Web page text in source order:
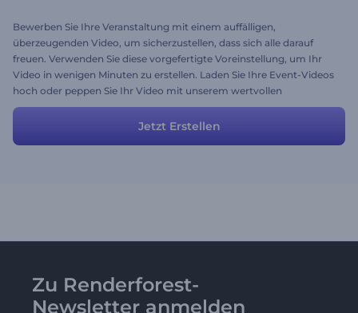
Bewerben Sie Ihre Veranstaltung mit einem auffälligen,
überzeugenden Video, um sicherzustellen, dass sich alle darauf
freuen. Verwenden Sie diese vorgefertigte Voreinstellung, um Ihr
Video in wenigen Minuten zu erstellen. Laden Sie Ihre Event-Videos
hoch oder peppen Sie Ihr Video mit unserem wertvollen
Archivmaterial auf. Viel Spaß mit dem Ergebnis!
Jetzt Erstellen
Zu Renderforest-
Newsletter anmelden